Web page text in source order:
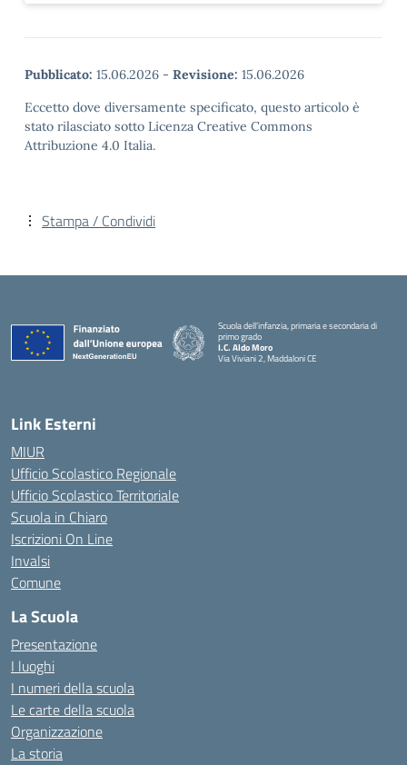
Pubblicato: 15.06.2026 - Revisione: 15.06.2026
Eccetto dove diversamente specificato, questo articolo è
stato rilasciato sotto Licenza Creative Commons
Attribuzione 4.0 Italia.
Stampa / Condividi
Scuola dell’infanzia, primaria e secondaria di
primo grado
I.C. Aldo Moro
Via Viviani 2, Maddaloni CE
Link Esterni
MIUR
Ufficio Scolastico Regionale
Ufficio Scolastico Territoriale
Scuola in Chiaro
Iscrizioni On Line
Invalsi
Comune
La Scuola
Presentazione
I luoghi
I numeri della scuola
Le carte della scuola
Organizzazione
La storia